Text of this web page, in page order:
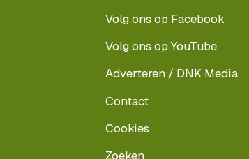
Volg ons op Facebook
Volg ons op YouTube
Adverteren / DNK Media
Contact
Cookies
Zoeken